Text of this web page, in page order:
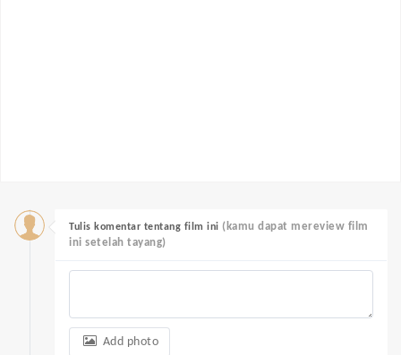
Tulis komentar tentang film ini (kamu dapat mereview film
ini setelah tayang)
Add photo